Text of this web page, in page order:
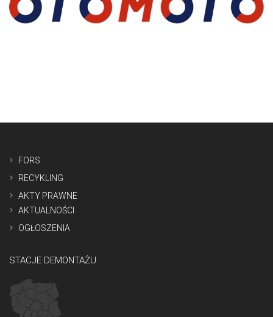
FORS
RECYKLING
AKTY PRAWNE
AKTUALNOŚCI
OGŁOSZENIA
STACJE DEMONTAŻU